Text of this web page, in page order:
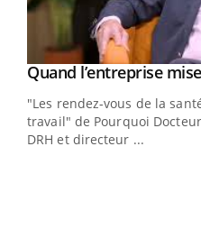
Youtube
Quand l’entreprise
"Les rendez-vous de la
travail" de Pourquoi
DRH et directeur ...